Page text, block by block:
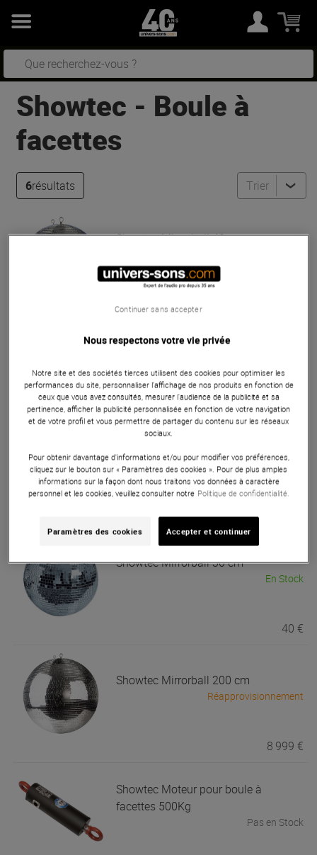
Showtec - Boule à
facettes
6résultats Trier
ShowtecMirrorball 40 cm
En Stock
61,50 €
ShowtecDemi boule à facettes 40 cm
En Stock
ShowtecMirrorball 30 cm
En Stock
40 €
Showtec Mirrorball 200 cm
Réapprovisionnement
8 999 €
Showtec Moteur pour boule à
facettes 500Kg
Pas en Stock
Nous respectons votre vie privée
Notre site et des sociétés tierces utilisent des cookies pour optimiser les
performances du site, personnaliser l’affichage de nos produits en fonction de
ceux que vous avez consultés, mesurer l'audience de la publicité et sa
pertinence, afficher la publicité personnalisée en fonction de votre navigation
et de votre profil et vous permettre de partager du contenu sur les réseaux
sociaux.
Pour obtenir davantage d'informations et/ou pour modifier vos préférences,
cliquez sur le bouton sur « Paramètres des cookies ». Pour de plus amples
informations sur la façon dont nous traitons vos données à caractère
personnel et les cookies, veuillez consulter notre Politique de confidentialité.
Paramètres des cookies Accepter et continuer
Continuer sans accepter